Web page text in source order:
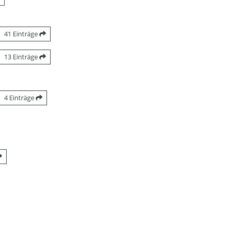
41 Einträge
13 Einträge
4 Einträge